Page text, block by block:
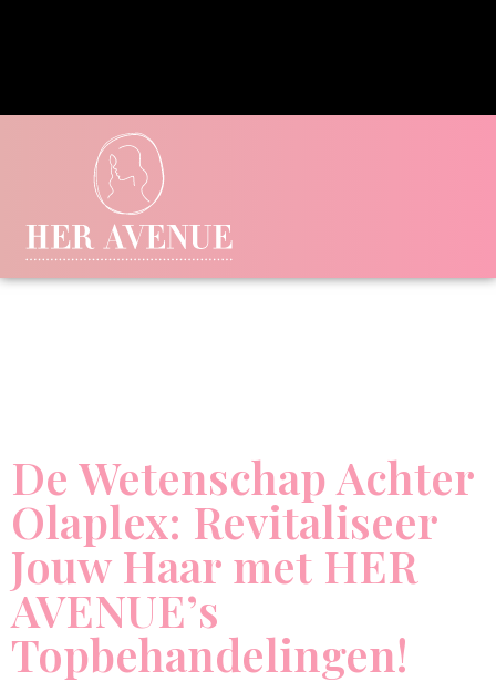
De Wetenschap Achter
Olaplex: Revitaliseer
Jouw Haar met HER
AVENUE’s
Topbehandelingen!